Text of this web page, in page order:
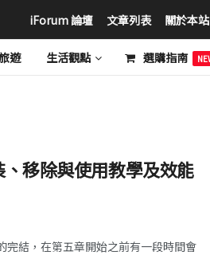
iForum 論壇 文章列表 關於本站
遊 生活觀點 選購指南
移除與使用教學及效能
完結，在第五章開始之前有一段時間會